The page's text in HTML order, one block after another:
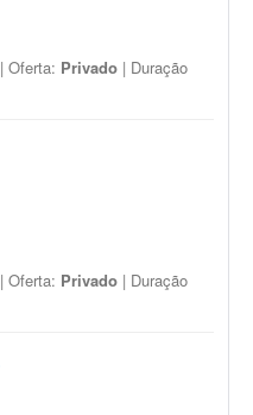
| Oferta: Privado | Duração
| Oferta: Privado | Duração